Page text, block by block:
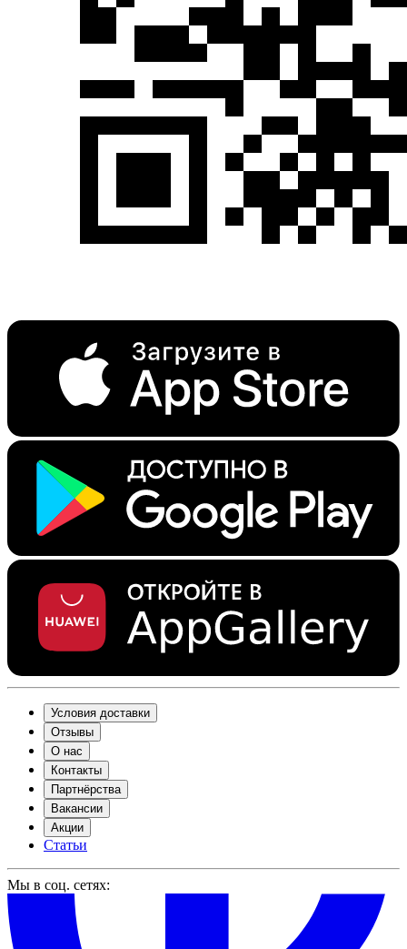
Условия доставки
Отзывы
О нас
Контакты
Партнёрства
Вакансии
Акции
Статьи
Мы в соц. сетях: